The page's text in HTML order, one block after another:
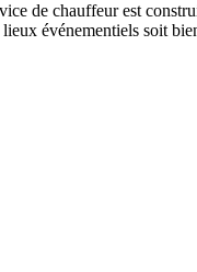
de chauffeur est
événementiels soit